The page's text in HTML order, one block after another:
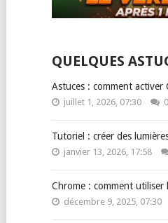
QUELQUES
Astuces : comment activer
juillet 1, 2026, 07:30 0
Tutoriel : créer des
janvier 13, 2026, 17:58
Chrome : comment utiliser
décembre 9, 2025, 07:30